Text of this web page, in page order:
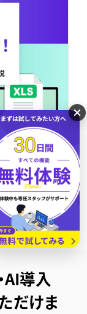
化、効率化
どちらを
AI導入
だけま